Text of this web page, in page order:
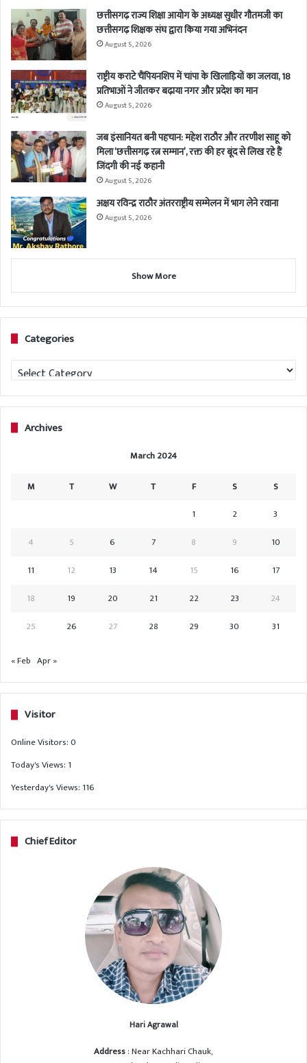
छत्तीसगढ़ राज्य शिक्षा आयोग के अध्यक्ष सुधीर गौतमजी का
छत्तीसगढ़ शिक्षक संघ द्वारा किया गया अभिनंदन
August 5, 2026
राष्ट्रीय कराटे चैंपियनशिप में चांपा के खिलाड़ियों का जलवा, 18
प्रतिभाओं ने जीतकर बढ़ाया नगर और प्रदेश का मान
August 5, 2026
जब इंसानियत बनी पहचान: महेश राठौर और तरणीश साहू को
मिला ‘छत्तीसगढ़ रत्न सम्मान’, रक्त की हर बूंद से लिख रहे हैं
जिंदगी की नई कहानी
August 5, 2026
अक्षय रविन्द्र राठौर अंतरराष्ट्रीय सम्मेलन में भाग लेने रवाना
August 5, 2026
Show More
Categories
Categories
Archives
March 2024
M T W T F S
S
1
2
3
4
5 6 7 8 9
10
11
12 13 14 15 16
17
18
19 20 21 22 23
24
25
26 27 28 29 30 31
« Feb Apr »
Visitor
Online Visitors:0
Today's Views: 1
Yesterday's Views: 116
Chief Editor
Hari Agrawal
Address: Near Kachhari Chauk,